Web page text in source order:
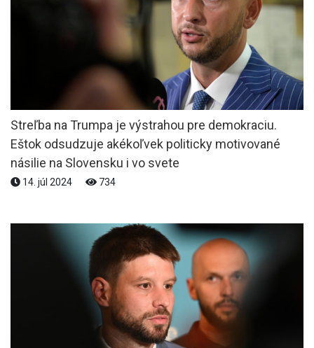
Streľba na Trumpa je výstrahou pre demokraciu.
Eštok odsudzuje akékoľvek politicky motivované
násilie na Slovensku i vo svete
14. júl 2024 734